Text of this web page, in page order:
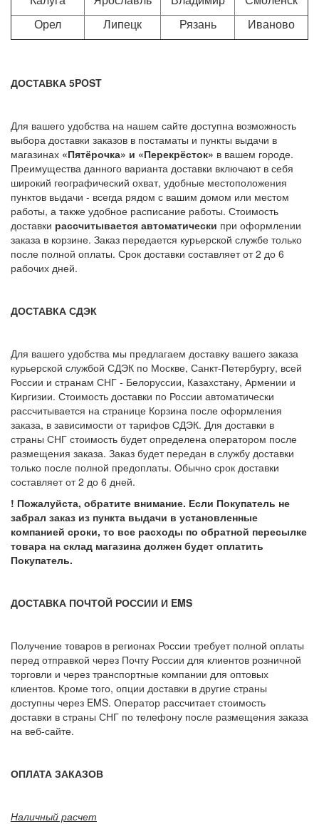
Орел
Липецк Рязань Иваново
ДОСТАВКА 5POST
Для вашего удобства на нашем сайте доступна возможность
выбора доставки заказов в постаматы и пункты выдачи в
магазинах «Пятёрочка» и «Перекрёсток» в вашем городе.
Преимущества данного варианта доставки включают в себя
широкий географический охват, удобные местоположения
пунктов выдачи - всегда рядом с вашим домом или местом
работы, а также удобное расписание работы. Стоимость
доставки рассчитывается автоматически при оформлении
заказа в корзине. Заказ передается курьерской службе только
после полной оплаты. Срок доставки составляет от 2 до 6
рабочих дней.
ДОСТАВКА СДЭК
Для вашего удобства мы предлагаем доставку вашего заказа
курьерской службой СДЭК по Москве, Санкт-Петербургу, всей
России и странам СНГ - Белоруссии, Казахстану, Армении и
Киргизии. Стоимость доставки по России автоматически
рассчитывается на странице Корзина после оформления
заказа, в зависимости от тарифов СДЭК. Для доставки в
страны СНГ стоимость будет определена оператором после
размещения заказа. Заказ будет передан в службу доставки
только после полной предоплаты. Обычно срок доставки
составляет от 2 до 6 дней.
! Пожалуйста, обратите внимание. Если Покупатель не
забрал заказ из пункта выдачи в установленные
компанией сроки, то все расходы по обратной пересылке
товара на склад магазина должен будет оплатить
Покупатель.
ДОСТАВКА ПОЧТОЙ РОССИИ И EMS
Получение товаров в регионах России требует полной оплаты
перед отправкой через Почту России для клиентов розничной
торговли и через транспортные компании для оптовых
клиентов. Кроме того, опции доставки в другие страны
доступны через EMS. Оператор рассчитает стоимость
доставки в страны СНГ по телефону после размещения заказа
на веб-сайте.
ОПЛАТА ЗАКАЗОВ
Наличный расчет